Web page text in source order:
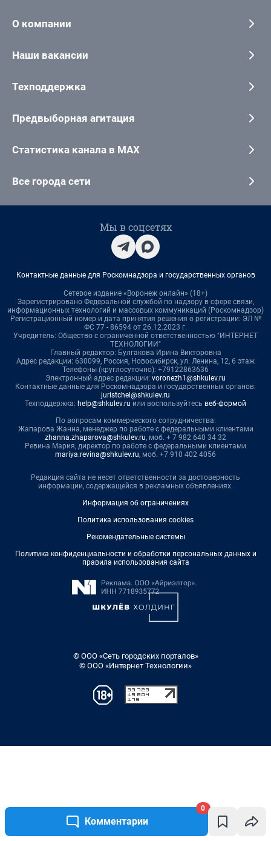
Комментарии
0
О компании
Наши вакансии
Техподдержка
Предвыборная агитация
Статистика канала в MAX
Все города сети
Мы в соцсетях
Контактные данные для Роскомнадзора и государственных органов
Сетевое издание «Воронеж онлайн» (18+)
Зарегистрировано Федеральной службой по надзору в сфере связи,
информационных технологий и массовых коммуникаций (Роскомнадзор)
Регистрационный номер и дата принятия решения о регистрации: ЭЛ №
ФС 77 - 86594 от 26.12.2023 г.
Учредитель: Общество с ограниченной ответственностью "ИНТЕРНЕТ
ТЕХНОЛОГИИ"
Главный редактор: Булгакова Ирина Викторовна
Адрес редакции: 630099, Россия, Новосибирск, ул. Ленина, 12, 6 этаж
Телефоны (круглосуточно): +79122863636
Электронный адрес редакции: voronezh1@shkulev.ru
Контактные данные для Роскомнадзора и государственных органов:
juristchel@shkulev.ru
Техподдержка: help@shkulev.ru или воспользуйтесь веб-формой
По вопросам коммерческого сотрудничества:
Жапарова Жанна, менеджер по работе с федеральными клиентами
zhanna.zhaparova@shkulev.ru, моб. + 7 982 640 34 32
Ревина Мария, директор по работе с федеральными клиентами
mariya.revina@shkulev.ru, моб. +7 910 402 4056
Редакция сайта не несет ответственности за достоверность
информации, содержащейся в рекламных объявлениях.
Информация об ограничениях
Политика использования cookies
Рекомендательные системы
Политика конфиденциальности и обработки персональных данных и
правила использования сайта
© ООО «Сеть городских порталов»
© ООО «Интернет Технологии»